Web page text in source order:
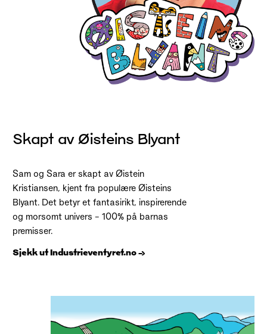
Skapt av Øisteins Blyant
Sam og Sara er skapt av Øistein
Kristiansen, kjent fra populære Øisteins
Blyant. Det betyr et fantasirikt, inspirerende
og morsomt univers – 100% på barnas
premisser.
Sjekk ut Industrieventyret.no